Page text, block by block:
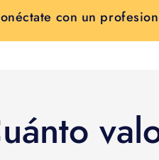
con un